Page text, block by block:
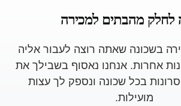
מהבתים למכירה
בשכונה שאתה רוצה לעבור אליה
אחרות. אנחנו נאסוף בשבילך את
בכל שכונה ונספק לך עצות
מועילות.